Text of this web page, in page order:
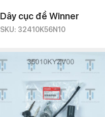
Dây cục đề Winner
SKU: 32410K56N10